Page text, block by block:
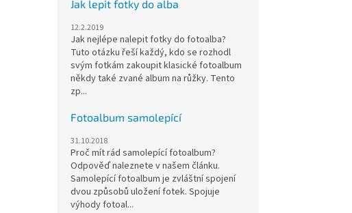
Jak lepit fotky do alba
12.2.2019
Jak nejlépe nalepit fotky do fotoalba?
Tuto otázku řeší každý, kdo se rozhodl
svým fotkám zakoupit klasické fotoalbum
někdy také zvané album na růžky. Tento
zp...
Fotoalbum samolepící
31.10.2018
Proč mít rád samolepící fotoalbum?
Odpověď naleznete v našem článku.
Samolepící fotoalbum je zvláštní spojení
dvou způsobů uložení fotek. Spojuje
výhody fotoal...